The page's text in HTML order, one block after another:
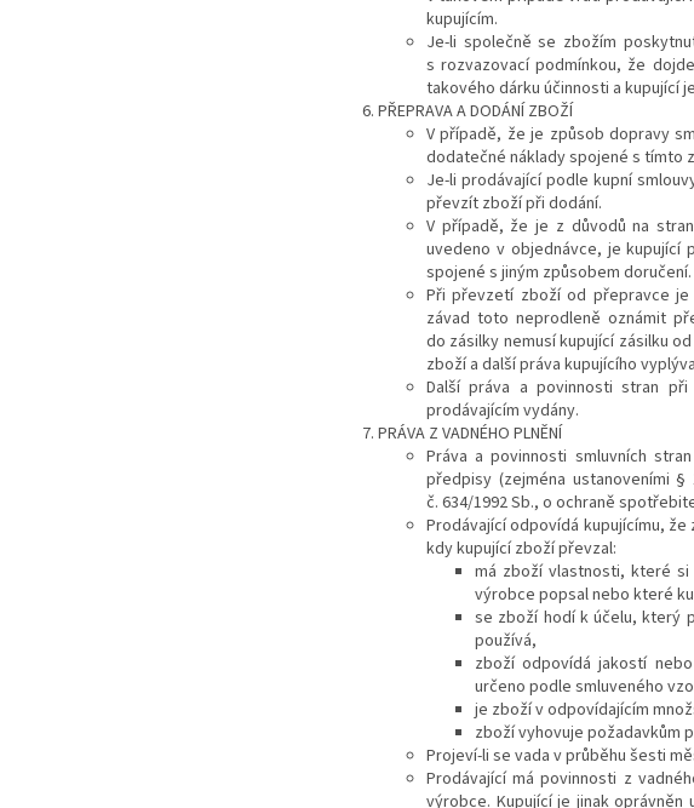
kupujícím.
Je-li společně se zbožím
s rozvazovací podmínkou, že
takového dárku účinnosti a kupující
PŘEPRAVA A DODÁNÍ ZBOŽÍ
V případě, že je způsob dopravy
dodatečné náklady spojené s tímto
Je-li prodávající podle kupní
převzít zboží při dodání.
V případě, že je z důvodů na
uvedeno v objednávce, je kupující
spojené s jiným způsobem doručení.
Při převzetí zboží od přepravce
závad toto neprodleně oznámit
do zásilky nemusí kupující zásilku
zboží a další práva kupujícího
Další práva a povinnosti stran
prodávajícím vydány.
PRÁVA Z VADNÉHO PLNĚNÍ
Práva a povinnosti smluvních
předpisy (zejména ustanoveními
č. 634/1992 Sb., o ochraně
Prodávající odpovídá kupujícímu,
kdy kupující zboží převzal:
má zboží vlastnosti, které
výrobce popsal nebo které
se zboží hodí k účelu, který
používá,
zboží odpovídá jakostí
určeno podle smluveného
je zboží v odpovídajícím
zboží vyhovuje požadavkům
Projeví-li se vada v průběhu šesti
Prodávající má povinnosti z
výrobce. Kupující je jinak